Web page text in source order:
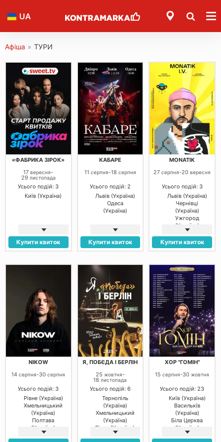
UA
Афіша » ТУРИ
«ФАБРИКА ЗІРОК»
17вересня-
29 листопада
Усього подій: 3
Київ (Україна)
Купити квиток
КАБАРЕ
11 серпня-18 серпня
Усього подій: 2
Львів (Україна)
Одеса
(Україна)
Купити квиток
MONATIK
27серпня-20вересня
Усього подій: 3
Львів (Україна)
Чернівці
(Україна)
Ужгород
(Україна)
Купити квиток
NIKOW
14серпня-30серпня
Усього подій: 3
Рівне (Україна)
Хмельницький
(Україна)
Полтава
(Україна)
Я, ПОБЄДА І БЕРЛІН
25 жовтня-
18листопада
Усього подій: 6
Тернопіль
(Україна)
Хмельницький
(Україна)
Рівне (Україна)
Полтава
ХОР "ГОМІН"
15серпня-30жовтня
Усього подій: 23
Київ (Україна)
Василькíв
(Україна)
Біла Церква
(Україна)
Бровари